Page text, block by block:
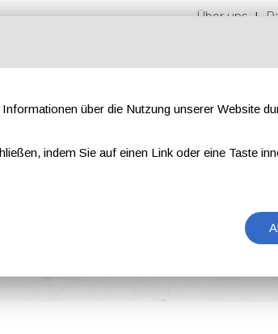
Über uns
Magazine Werbung
über die Nutzung unserer Website
indem Sie auf einen Link oder eine Taste